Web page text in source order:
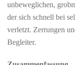
unbeweglichen,
der sich schnell bei
verletzt. Zerrungen
Begleiter.